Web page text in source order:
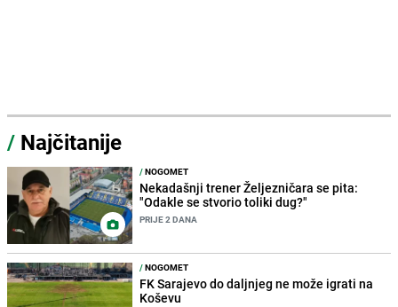
/ Najčitanije
/NOGOMET
Nekadašnji trener Željezničara se pita:
"Odakle se stvorio toliki dug?"
PRIJE 2 DANA
/NOGOMET
FK Sarajevo do daljnjeg ne može igrati na
Koševu